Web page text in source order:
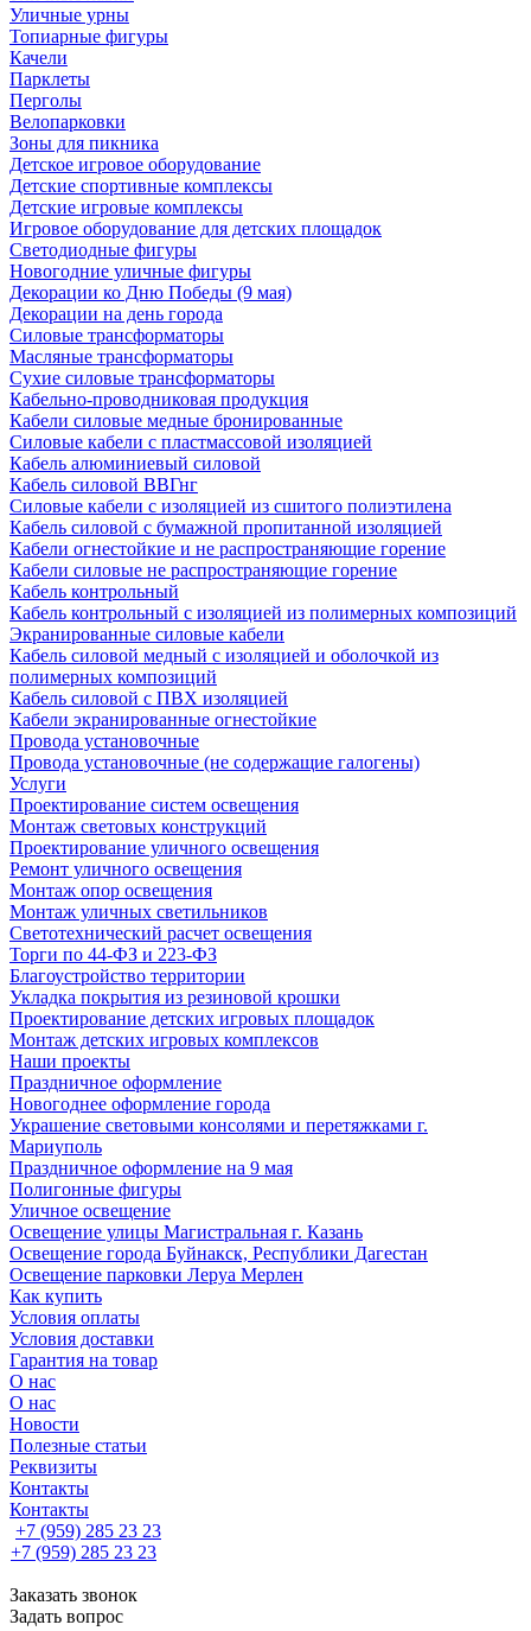
Уличные урны
Топиарные фигуры
Качели
Парклеты
Перголы
Велопарковки
Зоны для пикника
Детское игровое оборудование
Детские спортивные комплексы
Детские игровые комплексы
Игровое оборудование для детских площадок
Светодиодные фигуры
Новогодние уличные фигуры
Декорации ко Дню Победы (9 мая)
Декорации на день города
Силовые трансформаторы
Масляные трансформаторы
Сухие силовые трансформаторы
Кабельно-проводниковая продукция
Кабели силовые медные бронированные
Силовые кабели с пластмассовой изоляцией
Кабель алюминиевый силовой
Кабель силовой ВВГнг
Силовые кабели с изоляцией из сшитого полиэтилена
Кабель силовой с бумажной пропитанной изоляцией
Кабели огнестойкие и не распространяющие горение
Кабели силовые не распространяющие горение
Кабель контрольный
Кабель контрольный с изоляцией из полимерных композиций
Экранированные силовые кабели
Кабель силовой медный с изоляцией и оболочкой из
полимерных композиций
Кабель силовой с ПВХ изоляцией
Кабели экранированные огнестойкие
Провода установочные
Провода установочные (не содержащие галогены)
Услуги
Проектирование систем освещения
Монтаж световых конструкций
Проектирование уличного освещения
Ремонт уличного освещения
Монтаж опор освещения
Монтаж уличных светильников
Светотехнический расчет освещения
Торги по 44-ФЗ и 223-ФЗ
Благоустройство территории
Укладка покрытия из резиновой крошки
Проектирование детских игровых площадок
Монтаж детских игровых комплексов
Наши проекты
Праздничное оформление
Новогоднее оформление города
Украшение световыми консолями и перетяжками г.
Мариуполь
Праздничное оформление на 9 мая
Полигонные фигуры
Уличное освещение
Освещение улицы Магистральная г. Казань
Освещение города Буйнакск, Республики Дагестан
Освещение парковки Леруа Мерлен
Как купить
Условия оплаты
Условия доставки
Гарантия на товар
О нас
О нас
Новости
Полезные статьи
Реквизиты
Контакты
Контакты
+7 (959) 285 23 23
+7 (959) 285 23 23
Заказать звонок
Задать вопрос